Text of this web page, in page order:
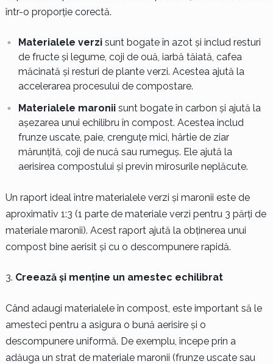
într-o proporție corectă.
Materialele verzisunt bogate în azot și includ resturi
de fructe și legume, coji de ouă, iarbă tăiată, cafea
măcinată și resturi de plante verzi. Acestea ajută la
accelerarea procesului de compostare.
Materialele maroniisunt bogate în carbon și ajută la
așezarea unui echilibru în compost. Acestea includ
frunze uscate, paie, crenguțe mici, hârtie de ziar
mărunțită, coji de nucă sau rumeguș. Ele ajută la
aerisirea compostului și previn mirosurile neplăcute.
Un raport ideal între materialele verzi și maronii este de
aproximativ 1:3 (1 parte de materiale verzi pentru 3 părți de
materiale maronii). Acest raport ajută la obținerea unui
compost bine aerisit și cu o descompunere rapidă.
Creează și menține un amestec echilibrat
Când adaugi materialele în compost, este important să le
amesteci pentru a asigura o bună aerisire și o
descompunere uniformă. De exemplu, începe prin a
adăuga un strat de materiale maronii (frunze uscate sau